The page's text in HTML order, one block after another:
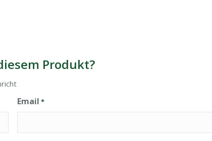
Produkt?
Email *